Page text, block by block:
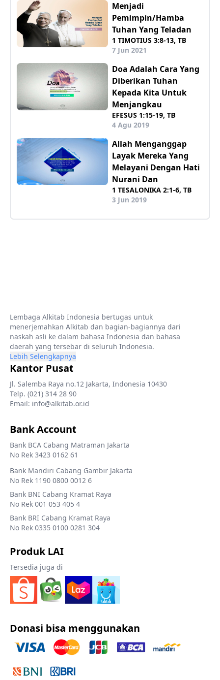
Menjadi
Pemimpin/Hamba
Tuhan Yang Teladan
1 TIMOTIUS 3:8-13, TB
7 Jun 2021
Doa Adalah Cara Yang
Diberikan Tuhan
Kepada Kita Untuk
Menjangkau
EFESUS 1:15-19, TB
4 Agu 2019
Allah Menganggap
Layak Mereka Yang
Melayani Dengan Hati
Nurani Dan
1 TESALONIKA 2:1-6, TB
3 Jun 2019
Lembaga Alkitab Indonesia bertugas untuk
menerjemahkan Alkitab dan bagian-bagiannya dari
naskah asli ke dalam bahasa Indonesia dan bahasa
daerah yang tersebar di seluruh Indonesia.
Lebih Selengkapnya
Kantor Pusat
Jl. Salemba Raya no.12 Jakarta, Indonesia 10430
Telp. (021) 314 28 90
Email: info@alkitab.or.id
Bank Account
Bank BCA Cabang Matraman Jakarta
No Rek 3423 0162 61
Bank Mandiri Cabang Gambir Jakarta
No Rek 1190 0800 0012 6
Bank BNI Cabang Kramat Raya
No Rek 001 053 405 4
Bank BRI Cabang Kramat Raya
No Rek 0335 0100 0281 304
Produk LAI
Tersedia juga di
Donasi bisa menggunakan